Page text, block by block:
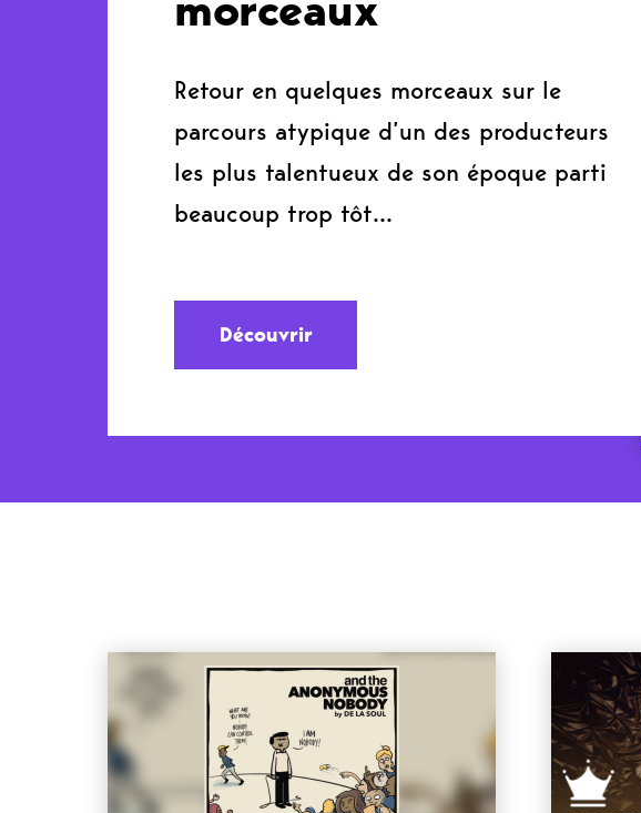
Retour en quelques morceaux sur le
parcours atypique d’un des producteurs
les plus talentueux de son époque parti
beaucoup trop tôt…
Découvrir